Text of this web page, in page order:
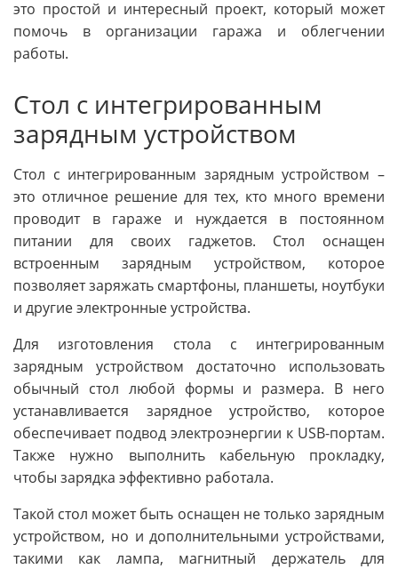
это простой и интересный проект, который может
помочь в организации гаража и облегчении
работы.
Стол с интегрированным
зарядным устройством
Стол с интегрированным зарядным устройством –
это отличное решение для тех, кто много времени
проводит в гараже и нуждается в постоянном
питании для своих гаджетов. Стол оснащен
встроенным зарядным устройством, которое
позволяет заряжать смартфоны, планшеты, ноутбуки
и другие электронные устройства.
Для изготовления стола с интегрированным
зарядным устройством достаточно использовать
обычный стол любой формы и размера. В него
устанавливается зарядное устройство, которое
обеспечивает подвод электроэнергии к USB-портам.
Также нужно выполнить кабельную прокладку,
чтобы зарядка эффективно работала.
Такой стол может быть оснащен не только зарядным
устройством, но и дополнительными устройствами,
такими как лампа, магнитный держатель для